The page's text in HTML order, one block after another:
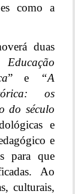
como a
duas
” e
“A
os
do século
e
e
para que
Ao
culturais,